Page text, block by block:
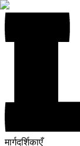
मार्गदर्शिकाएँ